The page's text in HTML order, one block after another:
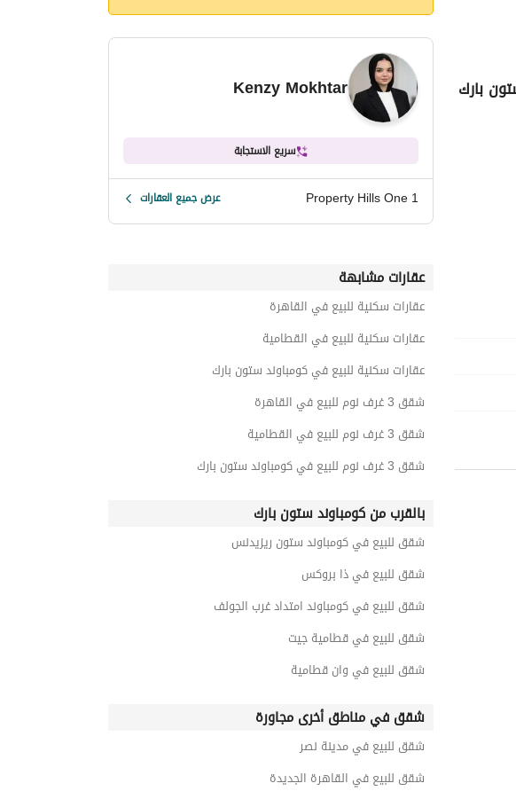
بارك Kenzy Mokhtar
سريع الاستجابة
Property Hills One 1 عرض جميع العقارات
عقارات مشابهة
عقارات سكنية للبيع في القاهرة
عقارات سكنية للبيع في القطامية
عقارات سكنية للبيع في كومباوند ستون بارك
شقق 3 غرف نوم للبيع في القاهرة
شقق 3 غرف نوم للبيع في القطامية
شقق 3 غرف نوم للبيع في كومباوند ستون بارك
بالقرب من كومباوند ستون بارك
شقق للبيع في كومباوند ستون ريزيدنس
شقق للبيع في ذا بروكس
شقق للبيع في كومباوند امتداد غرب الجولف
شقق للبيع في قطامية جيت
شقق للبيع في وان قطامية
شقق في مناطق أخرى مجاورة
شقق للبيع في مدينة نصر
شقق للبيع في القاهرة الجديدة